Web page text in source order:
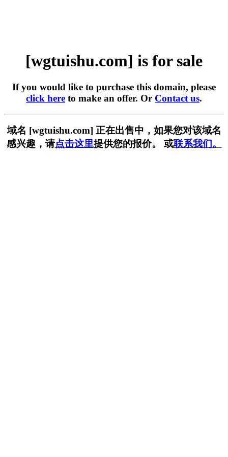
[wgtuishu.com] is for sale
If you would like to purchase this domain, please
click here to make an offer. Or Contact us.
域名 [wgtuishu.com] 正在出售中，如果您对该域名
感兴趣，请点击这里提供您的报价。 或联系我们。